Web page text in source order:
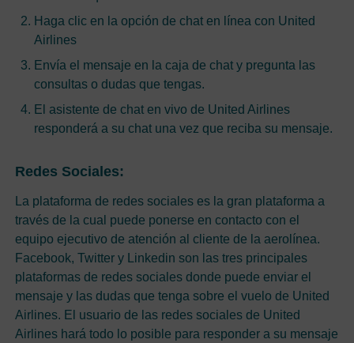
Haga clic en la opción de chat en línea con United
Airlines
Envía el mensaje en la caja de chat y pregunta las
consultas o dudas que tengas.
El asistente de chat en vivo de United Airlines
responderá a su chat una vez que reciba su mensaje.
Redes Sociales:
La plataforma de redes sociales es la gran plataforma a
través de la cual puede ponerse en contacto con el
equipo ejecutivo de atención al cliente de la aerolínea.
Facebook, Twitter y Linkedin son las tres principales
plataformas de redes sociales donde puede enviar el
mensaje y las dudas que tenga sobre el vuelo de United
Airlines. El usuario de las redes sociales de United
Airlines hará todo lo posible para responder a su mensaje